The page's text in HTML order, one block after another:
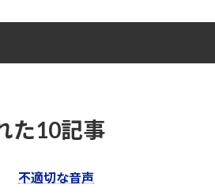
た10記事
不適切な音声